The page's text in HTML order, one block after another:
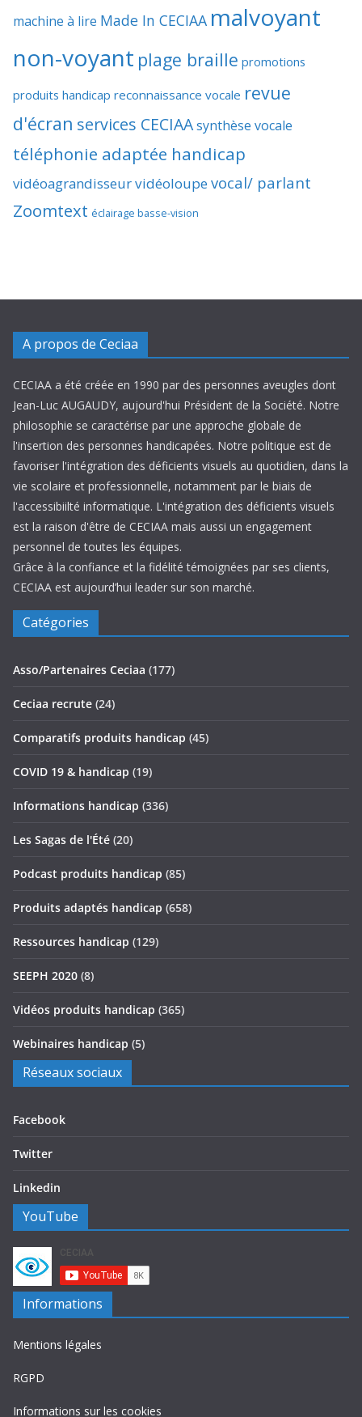
machine à lire Made In CECIAA malvoyant
non-voyant plage braille promotions
produits handicap reconnaissance vocale revue
d'écran services CECIAAsynthèse vocale
téléphonie adaptée handicap
vidéoagrandisseurvidéoloupevocal/ parlant
Zoomtext éclairage basse-vision
A propos de Ceciaa
CECIAA a été créée en 1990 par des personnes aveugles dont
Jean-Luc AUGAUDY, aujourd'hui Président de la Société. Notre
philosophie se caractérise par une approche globale de
l'insertion des personnes handicapées. Notre politique est de
favoriser l'intégration des déficients visuels au quotidien, dans la
vie scolaire et professionnelle, notamment par le biais de
l'accessibiilté informatique. L'intégration des déficients visuels
est la raison d'être de CECIAA mais aussi un engagement
personnel de toutes les équipes.
Grâce à la confiance et la fidélité témoignées par ses clients,
CECIAA est aujourd’hui leader sur son marché.
Catégories
Asso/Partenaires Ceciaa (177)
Ceciaa recrute (24)
Comparatifs produits handicap (45)
COVID 19 & handicap (19)
Informations handicap (336)
Les Sagas de l'Été (20)
Podcast produits handicap (85)
Produits adaptés handicap (658)
Ressources handicap (129)
SEEPH 2020 (8)
Vidéos produits handicap (365)
Webinaires handicap (5)
Réseaux sociaux
Facebook
Twitter
Linkedin
YouTube
Informations
Mentions légales
RGPD
Informations sur les cookies